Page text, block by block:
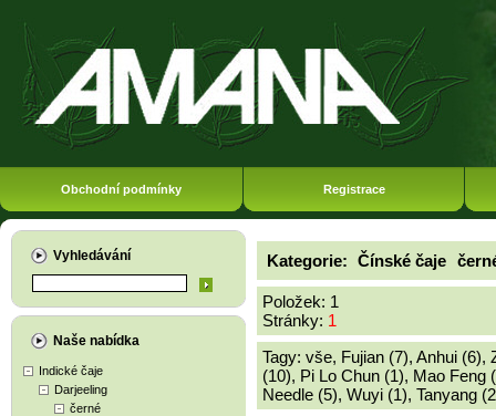
Obchodní podmínky Registrace
Vyhledávání
Naše nabídka
Indické čaje
Darjeeling
černé
Kategorie: Čínské čaje
Položek: 1
Stránky: 1
Tagy: vše, Fujian (7), Anhui (6),
(10), Pi Lo Chun (1), Mao Feng
Needle (5), Wuyi (1), Tanyang